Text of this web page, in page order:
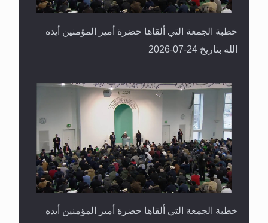
خطبة الجمعة التي ألقاها حضرة أمير المؤمنين أيده
الله بتاريخ 24-07-2026
خطبة الجمعة التي ألقاها حضرة أمير المؤمنين أيده